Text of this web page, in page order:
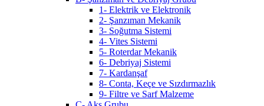
1- Elektrik ve Elektronik
2- Şanzıman Mekanik
3- Soğutma Sistemi
4- Vites Sistemi
5- Roterdar Mekanik
6- Debriyaj Sistemi
7- Kardanşaf
8- Conta, Keçe ve Sızdırmazlık
9- Filtre ve Sarf Malzeme